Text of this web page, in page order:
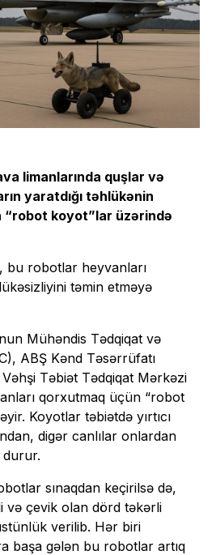
limanlarında quşlar və
yaratdığı təhlükənin
“robot koyot”lar üzərində
bu robotlar heyvanları
təmin etməyə
Mühəndis Tədqiqat və
ABŞ Kənd Təsərrüfatı
Təbiət Tədqiqat Mərkəzi
qorxutmaq üçün “robot
Koyotlar təbiətdə yırtıcı
digər canlılar onlardan
durur.
sınaqdan keçirilsə də,
və çevik olan dörd təkərli
verilib. Hər biri
başa gələn bu robotlar artıq